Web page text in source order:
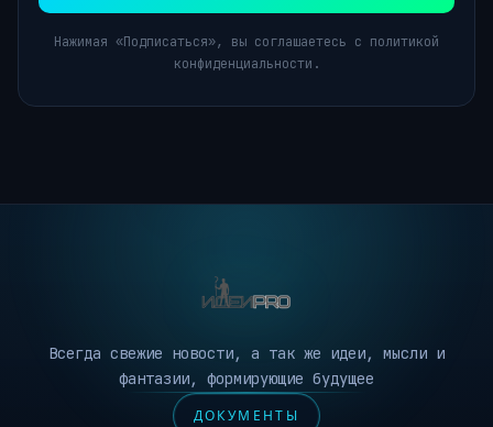
Нажимая «Подписаться», вы соглашаетесь с политикой
конфиденциальности.
Всегда свежие новости, а так же идеи, мысли и
фантазии, формирующие будущее
ДОКУМЕНТЫ